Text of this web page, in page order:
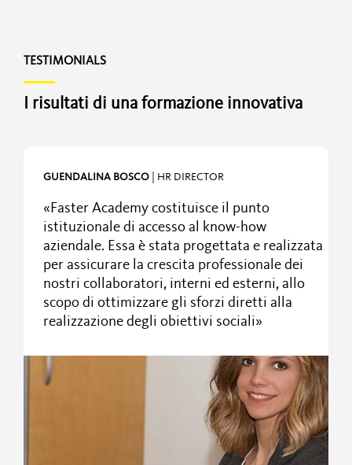
TESTIMONIALS
I risultati di una formazione innovativa
GUENDALINA BOSCO | HR DIRECTOR
«Faster Academy costituisce il punto
istituzionale di accesso al know-how
aziendale. Essa è stata progettata e realizzata
per assicurare la crescita professionale dei
nostri collaboratori, interni ed esterni, allo
scopo di ottimizzare gli sforzi diretti alla
realizzazione degli obiettivi sociali»